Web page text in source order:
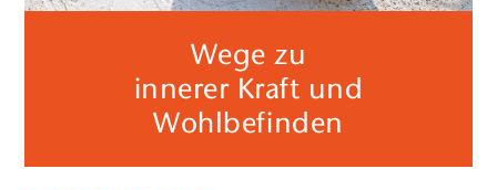
Wege zu
innerer Kraft und
Wohlbefinden